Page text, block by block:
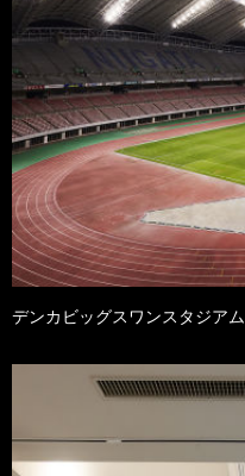
デンカビッグスワンスタジアム